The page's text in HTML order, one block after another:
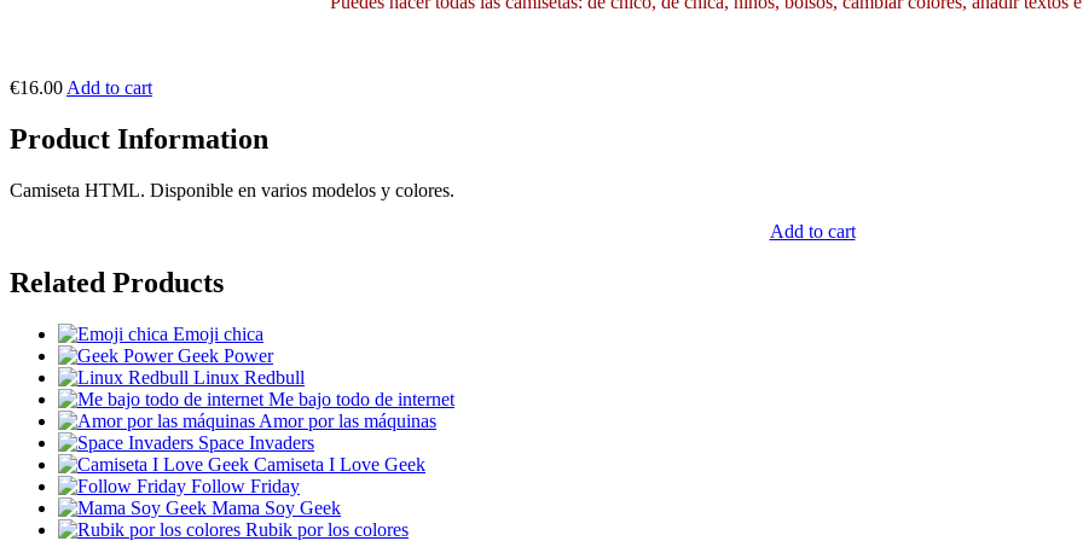
€16.00 Add to cart
Product Information
Camiseta HTML. Disponible en varios modelos y colores.
Add to cart
Related Products
Emoji chica
Geek Power
Linux Redbull
Me bajo todo de internet
Amor por las máquinas
Space Invaders
Camiseta I Love Geek
Follow Friday
Mama Soy Geek
Rubik por los colores